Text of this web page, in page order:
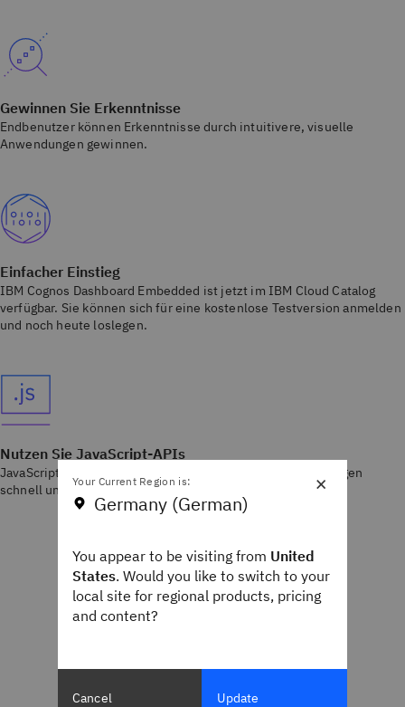
Gewinnen Sie Erkenntnisse
Endbenutzer können Erkenntnisse durch intuitivere, visuelle
Anwendungen gewinnen.
Einfacher Einstieg
IBM Cognos Dashboard Embedded ist jetzt im IBM Cloud Catalog
verfügbar. Sie können sich für eine kostenlose Testversion anmelden
und noch heute loslegen.
Nutzen Sie JavaScript-APIs
JavaScript-APIs ermöglichen es Entwicklern, Visualisierungen
schnell und effizient in ihre Anwendungen einzubetten.
×
Your Current Region is:
Germany (German)
You appear to be visiting from United
States. Would you like to switch to your
local site for regional products, pricing
and content?
Cancel Update